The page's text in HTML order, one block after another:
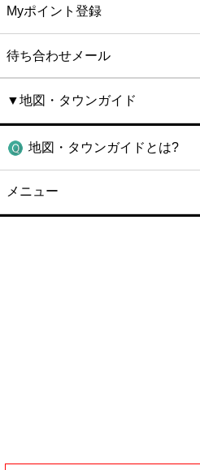
Myポイント登録
待ち合わせメール
▼地図・タウンガイド
地図・タウンガイドとは?
メニュー